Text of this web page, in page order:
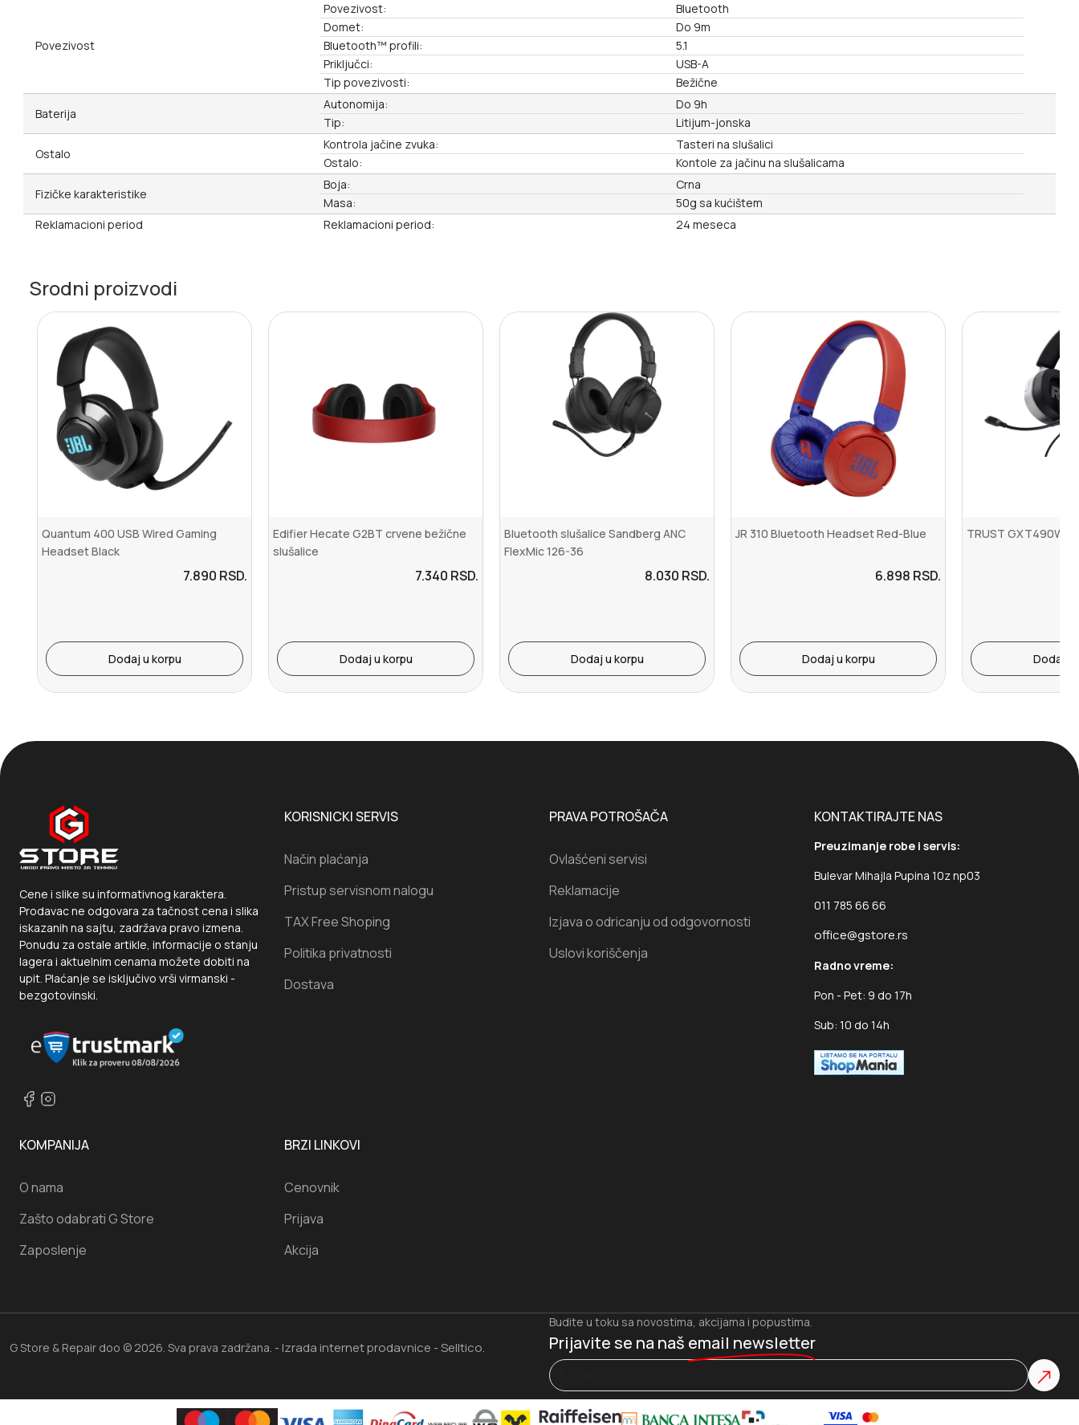
Povezivost
Povezivost:
Bluetooth
Domet:
Do 9m
Bluetooth™ profili:
5.1
Priključci:
USB-A
Tip povezivosti:
Bežične
Baterija
Autonomija:
Do 9h
Tip:
Litijum-jonska
Ostalo
Kontrola jačine zvuka:
Tasteri na slušalici
Ostalo:
Kontole za jačinu na slušalicama
Fizičke karakteristike
Boja:
Crna
Masa:
50g sa kućištem
Reklamacioni period
Reklamacioni period: 24 meseca
Srodni proizvodi
Quantum 400 USB Wired Gaming
Headset Black
7.890 RSD.
Dodaj u korpu
Edifier Hecate G2BT crvene bežične
slušalice
7.340 RSD.
Dodaj u korpu
Bluetooth slušalice Sandberg ANC
FlexMic 126-36
8.030 RSD.
Dodaj u korpu
JR 310 Bluetooth Headset Red-Blue
6.898 RSD.
Dodaj u korpu
TRUST GXT490W
Dodaj u
Cene i slike su informativnog karaktera.
Prodavac ne odgovara za tačnost cena i slika
iskazanih na sajtu, zadržava pravo izmena.
Ponudu za ostale artikle, informacije o stanju
lagera i aktuelnim cenama možete dobiti na
upit. Plaćanje se isključivo vrši virmanski -
bezgotovinski.
KORISNICKI SERVIS
Način plaćanja
Pristup servisnom nalogu
TAX Free Shoping
Politika privatnosti
Dostava
PRAVA POTROŠAČA
Ovlašćeni servisi
Reklamacije
Izjava o odricanju od odgovornosti
Uslovi koriščenja
KONTAKTIRAJTE NAS
Preuzimanje robe i servis:
Bulevar Mihajla Pupina 10z np03
011 785 66 66
office@gstore.rs
Radno vreme:
Pon - Pet: 9 do 17h
Sub: 10 do 14h
KOMPANIJA
O nama
Zašto odabrati G Store
Zaposlenje
BRZI LINKOVI
Cenovnik
Prijava
Akcija
G Store & Repair doo © 2026. Sva prava zadržana. - Izrada internet prodavnice - Selltico.
Budite u toku sa novostima, akcijama i popustima.
Prijavite se na naš email newsletter